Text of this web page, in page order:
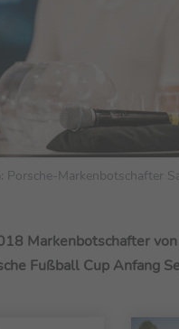
Porsche-Markenbotschafter
Markenbotschafter
Fußball Cup Anfang